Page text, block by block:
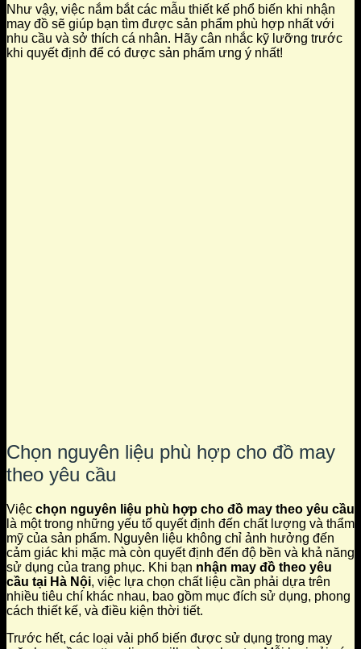
Như vậy, việc nắm bắt các mẫu thiết kế phổ biến khi nhận
may đồ sẽ giúp bạn tìm được sản phẩm phù hợp nhất với
nhu cầu và sở thích cá nhân. Hãy cân nhắc kỹ lưỡng trước
khi quyết định để có được sản phẩm ưng ý nhất!
Chọn nguyên liệu phù hợp cho đồ may
theo yêu cầu
Việc chọn nguyên liệu phù hợp cho đồ may theo yêu cầu
là một trong những yếu tố quyết định đến chất lượng và thẩm
mỹ của sản phẩm. Nguyên liệu không chỉ ảnh hưởng đến
cảm giác khi mặc mà còn quyết định đến độ bền và khả năng
sử dụng của trang phục. Khi bạn nhận may đồ theo yêu
cầu tại Hà Nội, việc lựa chọn chất liệu cần phải dựa trên
nhiều tiêu chí khác nhau, bao gồm mục đích sử dụng, phong
cách thiết kế, và điều kiện thời tiết.
Trước hết, các loại vải phổ biến được sử dụng trong may